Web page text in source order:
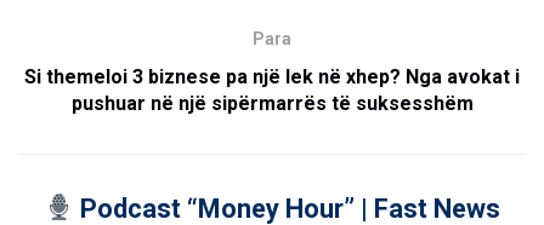
Para
Si themeloi 3 biznese pa një lek në xhep? Nga avokat i
pushuar në një sipërmarrës të suksesshëm
Podcast “Money Hour” | Fast News